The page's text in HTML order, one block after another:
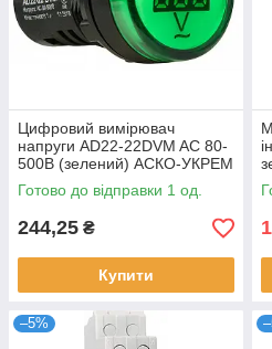
Цифровий вимірювач
напруги AD22-22DVM AC 80-
500В (зелений) АСКО-УКРЕМ
A0190010011
Готово до відправки 1 од.
244,25 ₴
Купити
–5%